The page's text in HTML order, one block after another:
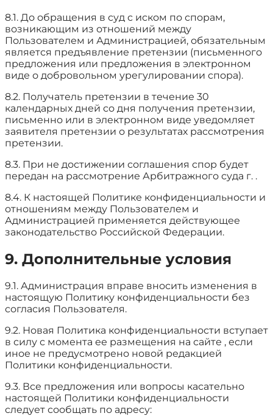
8.1. До обращения в суд с иском по спорам,
возникающим из отношений между
Пользователем и Администрацией, обязательным
является предъявление претензии (письменного
предложения или предложения в электронном
виде о добровольном урегулировании спора).
8.2. Получатель претензии в течение 30
календарных дней со дня получения претензии,
письменно или в электронном виде уведомляет
заявителя претензии о результатах рассмотрения
претензии.
8.3. При не достижении соглашения спор будет
передан на рассмотрение Арбитражного суда г. .
8.4. К настоящей Политике конфиденциальности и
отношениям между Пользователем и
Администрацией применяется действующее
законодательство Российской Федерации.
9. Дополнительные условия
9.1. Администрация вправе вносить изменения в
настоящую Политику конфиденциальности без
согласия Пользователя.
9.2. Новая Политика конфиденциальности вступает
в силу с момента ее размещения на сайте , если
иное не предусмотрено новой редакцией
Политики конфиденциальности.
9.3. Все предложения или вопросы касательно
настоящей Политики конфиденциальности
следует сообщать по адресу: